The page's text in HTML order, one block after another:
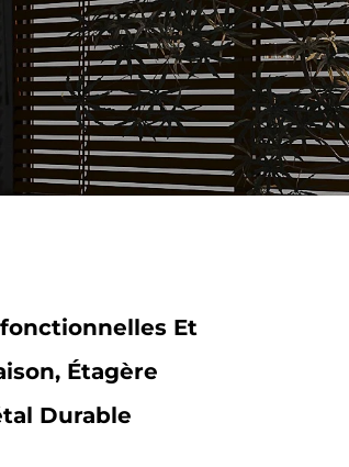
Et
Étagère
Durable